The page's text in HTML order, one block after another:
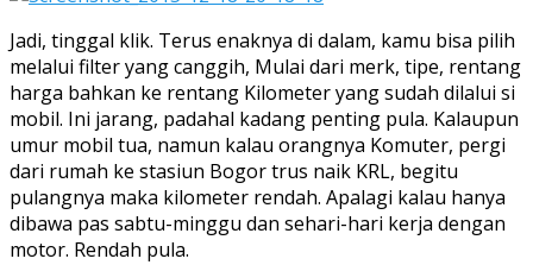
Jadi, tinggal klik. Terus enaknya di dalam, kamu bisa pilih
melalui filter yang canggih, Mulai dari merk, tipe, rentang
harga bahkan ke rentang Kilometer yang sudah dilalui si
mobil. Ini jarang, padahal kadang penting pula. Kalaupun
umur mobil tua, namun kalau orangnya Komuter, pergi
dari rumah ke stasiun Bogor trus naik KRL, begitu
pulangnya maka kilometer rendah. Apalagi kalau hanya
dibawa pas sabtu-minggu dan sehari-hari kerja dengan
motor. Rendah pula.